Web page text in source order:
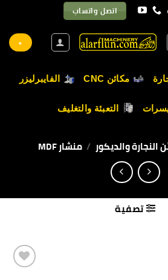
اتصل واتساب
+
مكائن CNC الفايبرليزر
التعبئة والتغليف
النجارة والديكور / منشار MDF
تصفية